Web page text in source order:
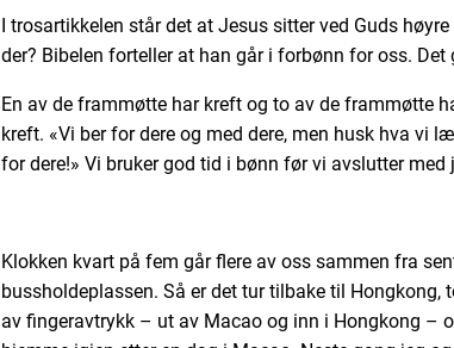
I trosartikkelen står det at Jesus sitter ved Guds
der? Bibelen forteller at han går i forbønn for oss. Det
En av de frammøtte har kreft og to av de frammøtte
kreft. «Vi ber for dere og med dere, men husk hva vi
for dere!» Vi bruker god tid i bønn før vi avslutter
Klokken kvart på fem går flere av oss sammen fra
bussholdeplassen. Så er det tur tilbake til Hongkong,
av fingeravtrykk – ut av Macao og inn i Hongkong –